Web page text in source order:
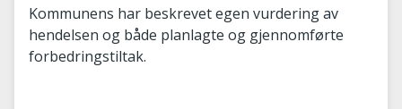
Kommunens har beskrevet egen vurdering av
hendelsen og både planlagte og gjennomførte
forbedringstiltak.